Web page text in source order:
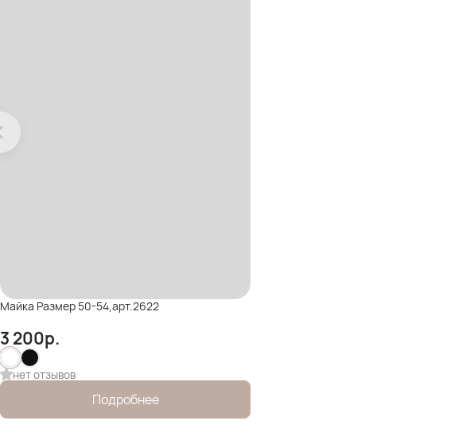
Майка Размер 50-54,арт.2622
3 200р.
нет отзывов
Подробнее